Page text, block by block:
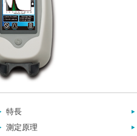
特長
測定原理